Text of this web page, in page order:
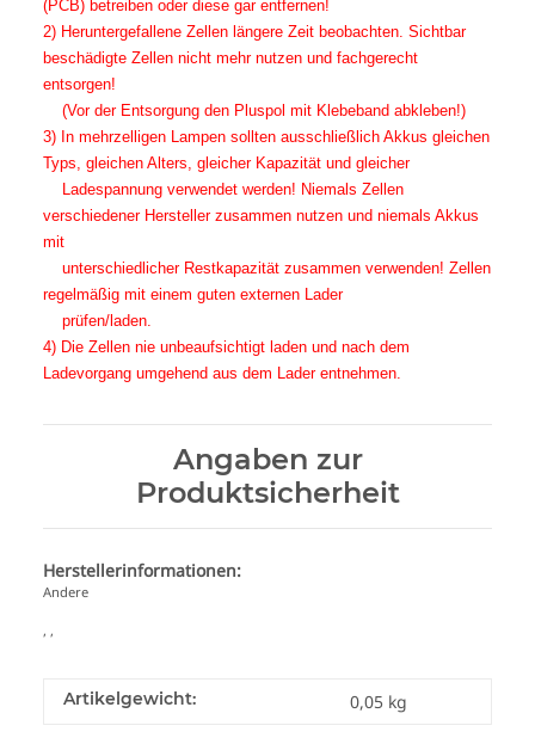
(PCB) betreiben oder diese gar entfernen!
2) Heruntergefallene Zellen längere Zeit beobachten. Sichtbar
beschädigte Zellen nicht mehr nutzen und fachgerecht
entsorgen!
(Vor der Entsorgung den Pluspol mit Klebeband abkleben!)
3) In mehrzelligen Lampen sollten ausschließlich Akkus gleichen
Typs, gleichen Alters, gleicher Kapazität und gleicher
Ladespannung verwendet werden! Niemals Zellen
verschiedener Hersteller zusammen nutzen und niemals Akkus
mit
unterschiedlicher Restkapazität zusammen verwenden! Zellen
regelmäßig mit einem guten externen Lader
prüfen/laden.
4) Die Zellen nie unbeaufsichtigt laden und nach dem
Ladevorgang umgehend aus dem Lader entnehmen.
Angaben zur
Produktsicherheit
Herstellerinformationen:
Andere
, ,
Artikelgewicht: 0,05 kg